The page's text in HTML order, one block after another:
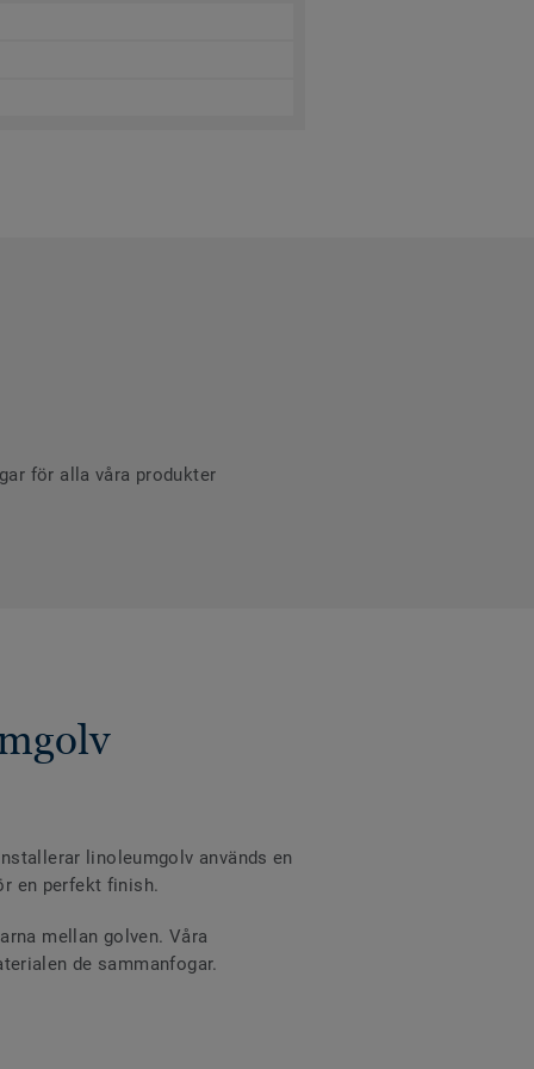
för alla våra produkter
linoleumgolv används en
en perfekt finish.
mellan golven. Våra
de sammanfogar.